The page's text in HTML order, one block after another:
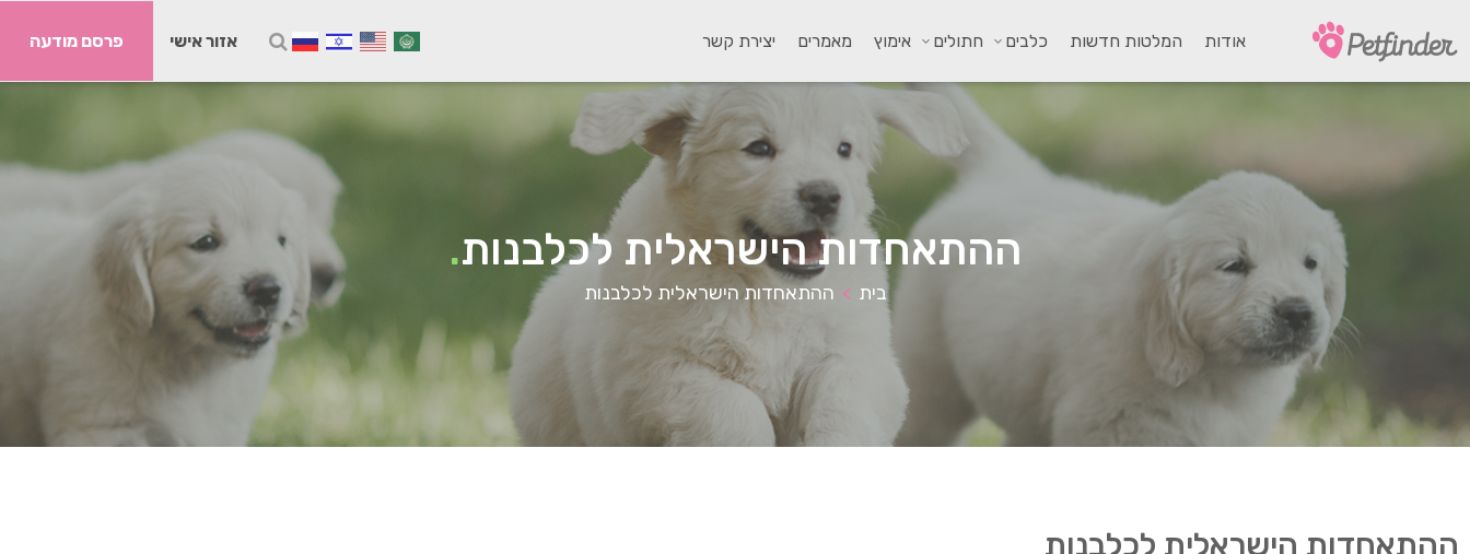
אודות המלטות חדשות כלבים חתולים אימוץ מאמרים יצירת קשר אזור אישי פרסם מודעה
ההתאחדות הישראלית לכלבנות.
בית > ההתאחדות הישראלית לכלבנות
ההתאחדות הישראלית לכלבנות